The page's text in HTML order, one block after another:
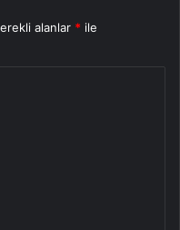
alanlar * ile